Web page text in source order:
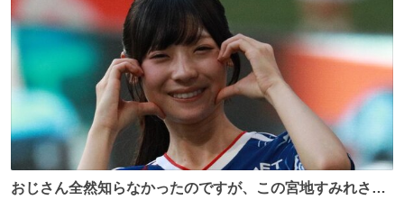
おじさん全然知らなかったのですが、この宮地すみれさん